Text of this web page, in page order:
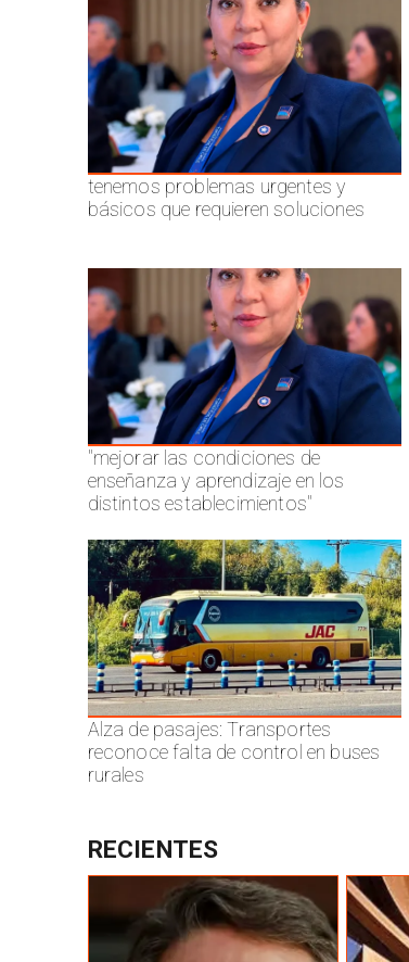
tenemos problemas urgentes y
básicos que requieren soluciones
"mejorar las condiciones de
enseñanza y aprendizaje en los
distintos establecimientos"
Alza de pasajes: Transportes
reconoce falta de control en buses
rurales
RECIENTES